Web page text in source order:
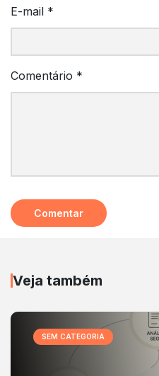
Comentário *
E-mail *
Veja também
SEM CATEGORIA